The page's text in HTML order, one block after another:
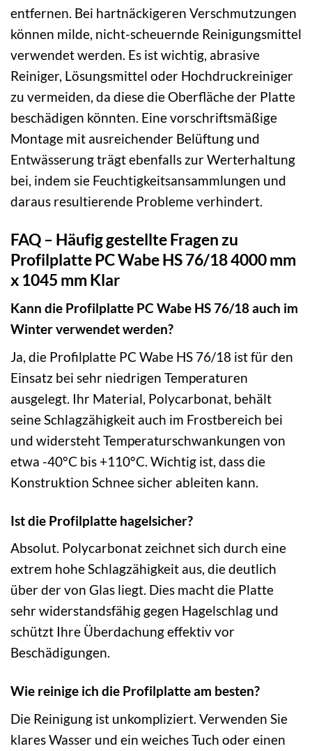
entfernen. Bei hartnäckigeren Verschmutzungen
können milde, nicht-scheuernde Reinigungsmittel
verwendet werden. Es ist wichtig, abrasive
Reiniger, Lösungsmittel oder Hochdruckreiniger
zu vermeiden, da diese die Oberfläche der Platte
beschädigen könnten. Eine vorschriftsmäßige
Montage mit ausreichender Belüftung und
Entwässerung trägt ebenfalls zur Werterhaltung
bei, indem sie Feuchtigkeitsansammlungen und
daraus resultierende Probleme verhindert.
FAQ – Häufig gestellte Fragen zu
Profilplatte PC Wabe HS 76/18 4000 mm
x 1045 mm Klar
Kann die Profilplatte PC Wabe HS 76/18 auch im
Winter verwendet werden?
Ja, die Profilplatte PC Wabe HS 76/18 ist für den
Einsatz bei sehr niedrigen Temperaturen
ausgelegt. Ihr Material, Polycarbonat, behält
seine Schlagzähigkeit auch im Frostbereich bei
und widersteht Temperaturschwankungen von
etwa -40°C bis +110°C. Wichtig ist, dass die
Konstruktion Schnee sicher ableiten kann.
Ist die Profilplatte hagelsicher?
Absolut. Polycarbonat zeichnet sich durch eine
extrem hohe Schlagzähigkeit aus, die deutlich
über der von Glas liegt. Dies macht die Platte
sehr widerstandsfähig gegen Hagelschlag und
schützt Ihre Überdachung effektiv vor
Beschädigungen.
Wie reinige ich die Profilplatte am besten?
Die Reinigung ist unkompliziert. Verwenden Sie
klares Wasser und ein weiches Tuch oder einen